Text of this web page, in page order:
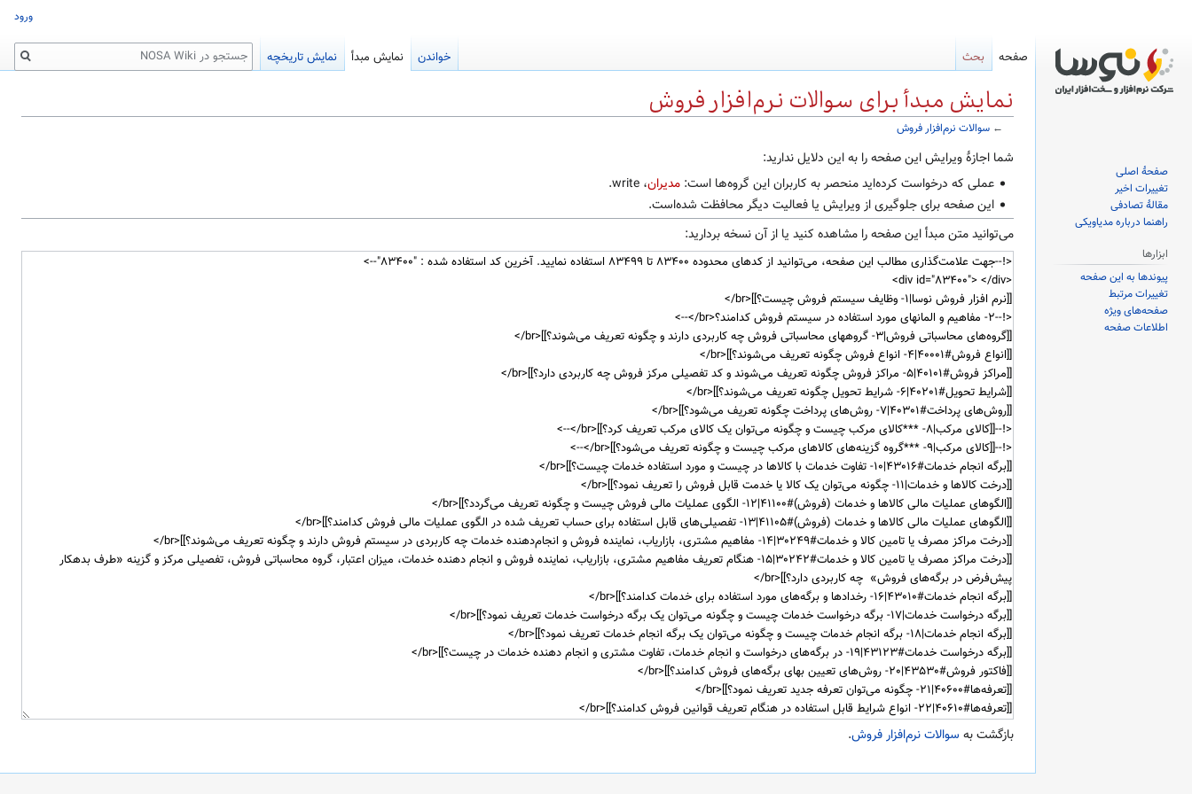
نمایش مبدأ برای سوالات نرم‌افزار فروش
← سوالات نرم‌افزار فروش
پرش
ناوبری
پرش
جستجو
شما اجازهٔ ویرایش این صفحه را به این دلایل ندارید:
عملی که درخواست کرده‌اید منحصر به کاربران این گروه‌ها است:مدیران، write.
این صفحه برای جلوگیری از ویرایش یا فعالیت دیگر محافظت شده‌است.
می‌توانید متن مبدأ این صفحه را مشاهده کنید یا از آن نسخه بردارید:
بازگشت به سوالات نرم‌افزار فروش.
ورود
صفحه بحث خواندن نمایش مبدأ نمایش تاریخچه جستجو
صفحهٔ اصلی
تغییرات اخیر
مقالهٔ تصادفی
راهنما درباره مدیاویکی
ابزارها
پیوندها به این صفحه
تغییرات مرتبط
صفحه‌های ویژه
اطلاعات صفحه